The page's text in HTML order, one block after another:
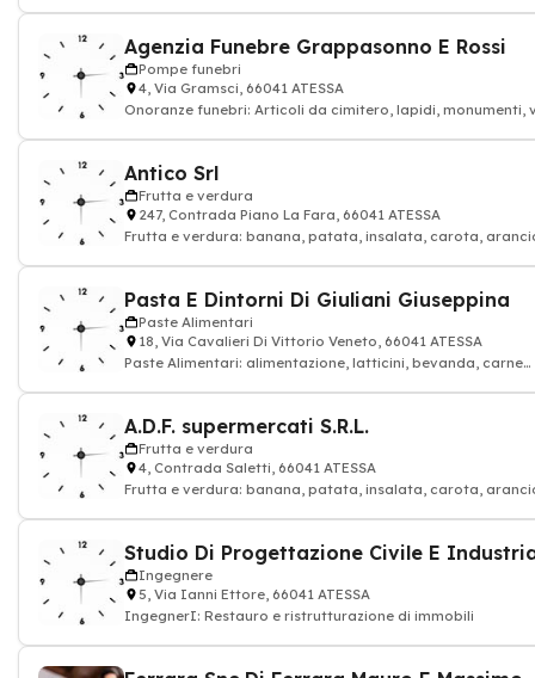
Agenzia Funebre Grappasonno E Rossi
Pompe funebri
4, Via Gramsci, 66041 ATESSA
Onoranze funebri: Articoli da cimitero, lapidi, monumenti,
Antico Srl
Frutta e verdura
247, Contrada Piano La Fara, 66041 ATESSA
Frutta e verdura: banana, patata, insalata, carota,
Pasta E Dintorni Di Giuliani Giuseppina
Paste Alimentari
18, Via Cavalieri Di Vittorio Veneto, 66041 ATESSA
Paste Alimentari: alimentazione, latticini, bevanda, carne
A.D.F. supermercati S.R.L.
Frutta e verdura
4, Contrada Saletti, 66041 ATESSA
Frutta e verdura: banana, patata, insalata, carota,
Ingegnere
5, Via Ianni Ettore, 66041 ATESSA
IngegnerI: Restauro e ristrutturazione di immobili